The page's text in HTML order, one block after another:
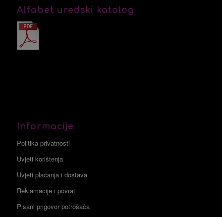
Alfabet uredski katalog
Informacije
Politika privatnosti
Uvjeti korištenja
Uvjeti plaćanja i dostava
Reklamacije i povrat
Pisani prigovor potrošača